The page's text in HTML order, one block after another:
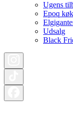
Ugens
Epoq
Udsalg
Black